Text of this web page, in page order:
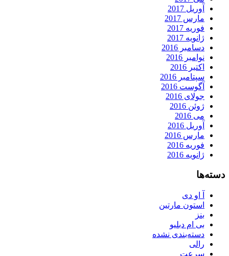
آوریل 2017
مارس 2017
فوریه 2017
ژانویه 2017
دسامبر 2016
نوامبر 2016
اکتبر 2016
سپتامبر 2016
آگوست 2016
جولای 2016
ژوئن 2016
می 2016
آوریل 2016
مارس 2016
فوریه 2016
ژانویه 2016
دسته‌ها
آ او دی
استون مارتین
بنز
بی ام دبلیو
دسته‌بندی نشده
رالی
سرعت